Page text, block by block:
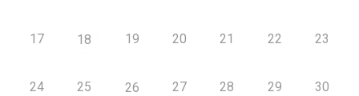
17 18 19 20 21 22 23
24 25 26 27 28 29 30